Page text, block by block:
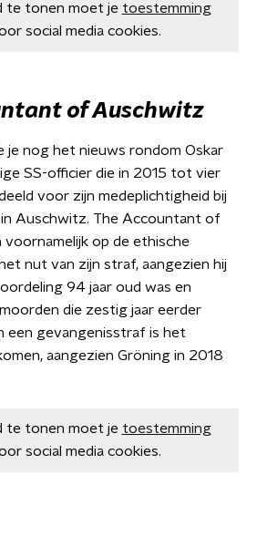
te tonen moet je toestemming
social media cookies.
of Auschwitz
je nog het nieuws rondom Oskar
SS-officier die in 2015 tot vier
voor zijn medeplichtigheid bij
Auschwitz. The Accountant of
op de ethische
nut van zijn straf, aangezien hij
94 jaar oud was en
die zestig jaar eerder
een gevangenisstraf is het
aangezien Gröning in 2018
te tonen moet je toestemming
social media cookies.